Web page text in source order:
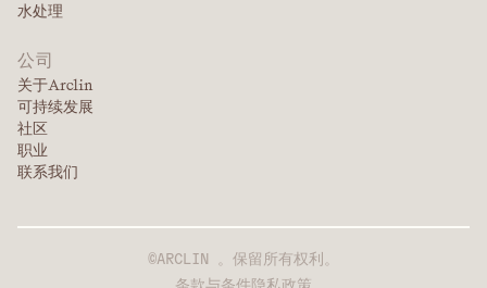
水处理
公司
关于Arclin
可持续发展
社区
职业
联系我们
条款与条件隐私政策
©ARCLIN 。保留所有权利。